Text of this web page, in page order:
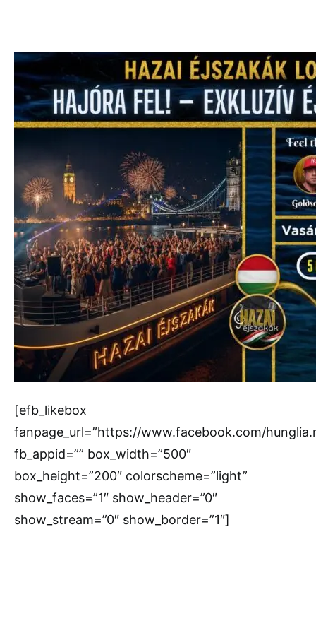
[efb_likebox
fanpage_url=”https://www.facebook.com/
fb_appid=”” box_width=”500″
box_height=”200″ colorscheme=”light”
show_faces=”1″ show_header=”0″
show_stream=”0″ show_border=”1″]